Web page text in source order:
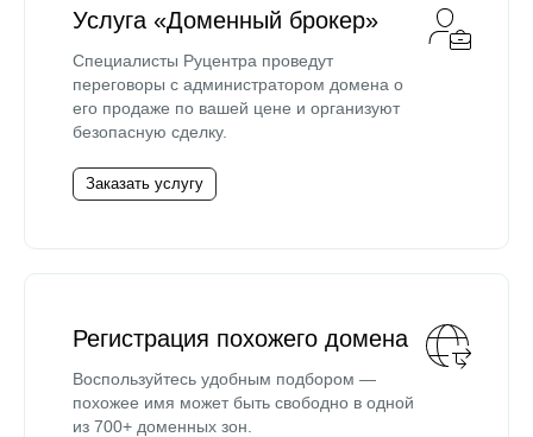
Услуга «Доменный брокер»
Специалисты Руцентра проведут
переговоры с администратором домена о
его продаже по вашей цене и организуют
безопасную сделку.
Заказать услугу
Регистрация похожего домена
Воспользуйтесь удобным подбором —
похожее имя может быть свободно в одной
из 700+ доменных зон.